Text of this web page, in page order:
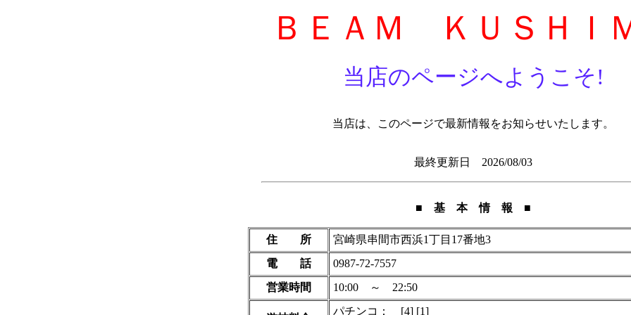
ＢＥＡＭ ＫＵＳＨＩ
当店のページへようこそ!
当店は、このページで最新情報をお知らせいたします。
最終更新日 2026/08/03
■ 基 本 情 報 ■
住 所
宮崎県串間市西浜1丁目17番地3
電 話
0987-72-7557
営業時間
10:00 ～ 22:50
パチンコ： [4] [1]